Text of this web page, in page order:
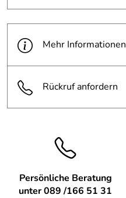
Mehr Informationen
Rückruf anfordern
Persönliche Beratung
unter 089 /166 51 31